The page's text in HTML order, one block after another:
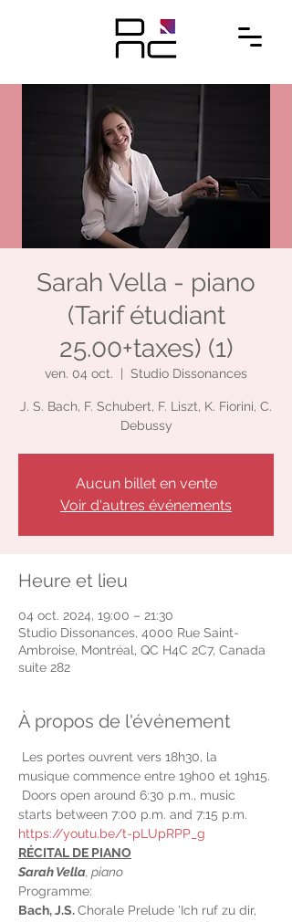
Sarah Vella - piano
(Tarif étudiant
25.00+taxes) (1)
ven. 04 oct. Studio Dissonances
J. S. Bach, F. Schubert, F. Liszt, K. Fiorini, C.
Debussy
Aucun billet en vente
Voir d'autres événements
Heure et lieu
04 oct. 2024, 19:00 – 21:30
Studio Dissonances, 4000 Rue Saint-
Ambroise, Montréal, QC H4C 2C7, Canada
suite 282
À propos de l'événement
Les portes ouvrent vers 18h30, la
musique commence entre 19h00 et 19h15.
Doors open around 6:30 p.m., music
starts between 7:00 p.m. and 7:15 p.m.
https://youtu.be/t-pLUpRPP_g
RÉCITAL DE PIANO
Sarah Vella, piano
Programme:
Bach, J.S. Chorale Prelude 'Ich ruf zu dir,